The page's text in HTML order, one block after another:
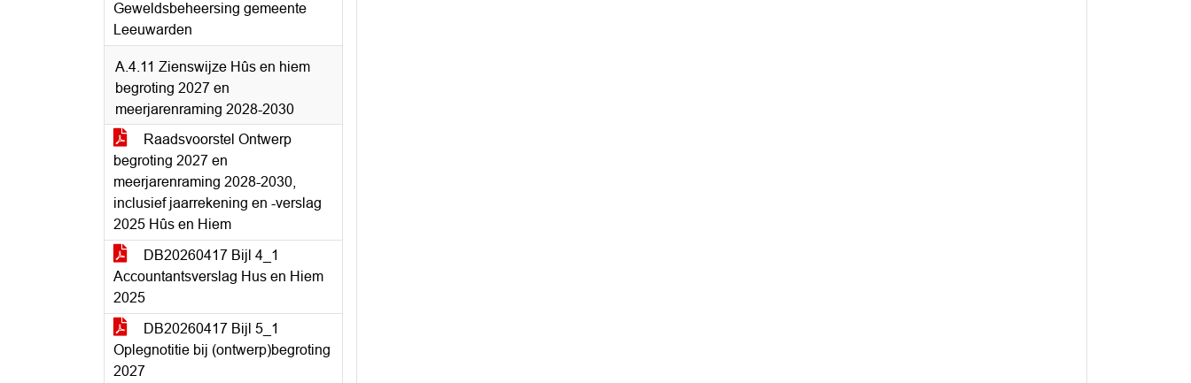
Geweldsbeheersing gemeente
Leeuwarden
A.4.11 Zienswijze Hûs en hiem
begroting 2027 en
meerjarenraming 2028-2030
Raadsvoorstel Ontwerp
begroting 2027 en
meerjarenraming 2028-2030,
inclusief jaarrekening en -verslag
2025 Hûs en Hiem
DB20260417 Bijl 4_1
Accountantsverslag Hus en Hiem
2025
DB20260417 Bijl 5_1
Oplegnotitie bij (ontwerp)begroting
2027